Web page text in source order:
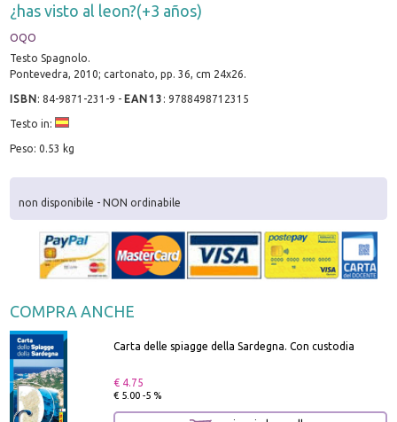
¿has visto al leon?(+3 años)
OQO
Testo Spagnolo.
Pontevedra, 2010; cartonato, pp. 36, cm 24x26.
ISBN:84-9871-231-9 - EAN13 :9788498712315
Testo in:
Peso: 0.53 kg
non disponibile - NON ordinabile
COMPRA ANCHE
Carta delle spiagge della Sardegna. Con custodia
€ 4.75
€ 5.00 -5 %